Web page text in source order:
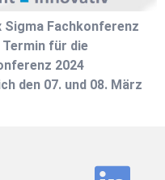
Sigma Fachkonferenz
Termin für die
2024
den 07. und 08. März